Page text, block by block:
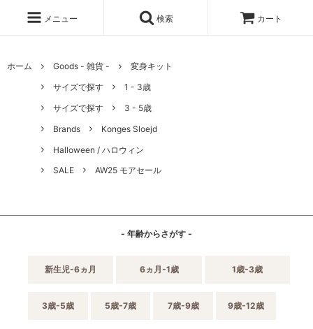
メニュー 検索 カート
ホーム Goods - 雑貨 -
変身キット
サイズで探す
1 - 3歳
サイズで探す
3 - 5歳
Brands
Konges Sloejd
Halloween / ハロウィン
SALE
AW25 モアセール
- 年齢からさがす -
新生児-6ヵ月 6ヵ月-1歳 1歳-3歳
3歳-5歳 5歳-7歳 7歳-9歳 9歳-12歳